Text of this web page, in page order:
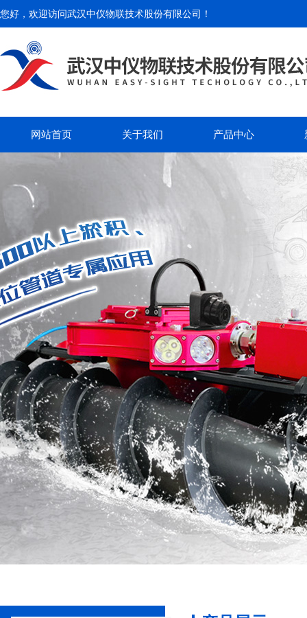
您好，欢迎访问武汉中仪物联技术股份有限公司 ！
网站首页 关于我们 产品中心